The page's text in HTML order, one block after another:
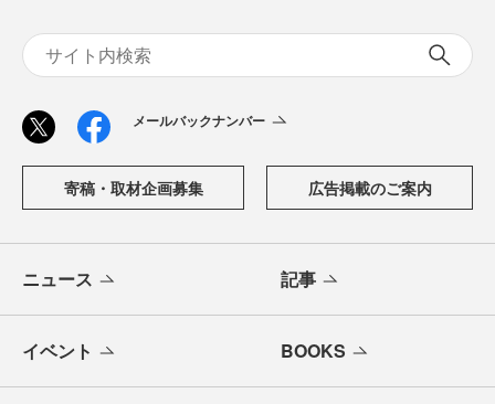
メールバックナンバー
寄稿・取材企画募集 広告掲載のご案内
ニュース 記事
イベント BOOKS